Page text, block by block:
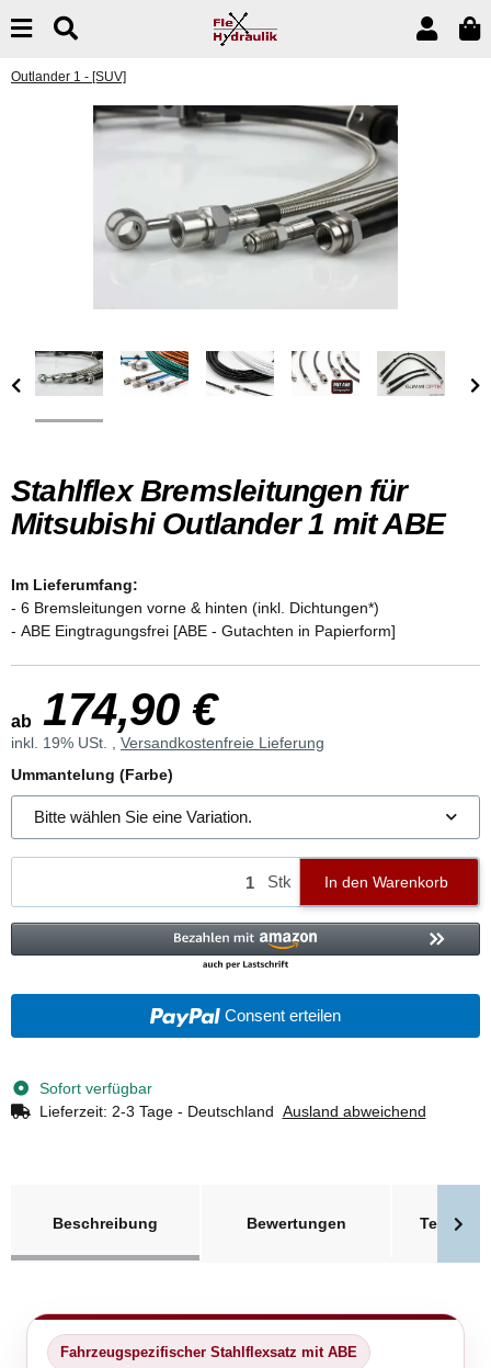
Outlander 1 - [SUV]
Stahlflex Bremsleitungen für
Mitsubishi Outlander 1 mit ABE
Im Lieferumfang:
- 6 Bremsleitungen vorne & hinten (inkl. Dichtungen*)
- ABE Eingtragungsfrei [ABE - Gutachten in Papierform]
ab 174,90 €
inkl. 19% USt. , Versandkostenfreie Lieferung
Ummantelung (Farbe)
Bitte wählen Sie eine Variation.
Stk In den Warenkorb
Consent erteilen
Sofort verfügbar
Lieferzeit: 2-3 Tage - Deutschland Ausland abweichend
Beschreibung
Bewertungen
Fahrzeugspezifischer Stahlflexsatz mit ABE